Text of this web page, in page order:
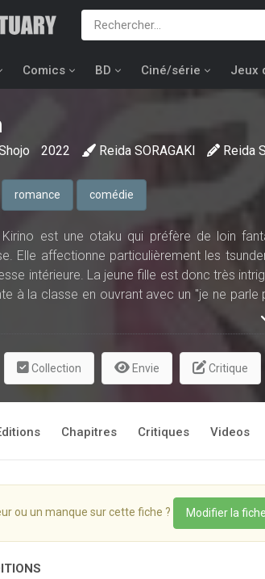
Comics BD Ciné/série Jeux
2022 Reida SORAGAKI Reida
romance comédie
est une otaku qui préfère de loin
Elle affectionne particulièrement les
intérieure. La jeune fille est donc très
à la classe en ouvrant avec un "je ne
lorsqu'elle découvre, par hasard, qu'il
rougir. Kametani se révèle être le
étonnante relation entre une otaku
Collection Envie Critique
Chapitres Critiques Videos
ou un manque sur cette fiche ? Modifier la fiche